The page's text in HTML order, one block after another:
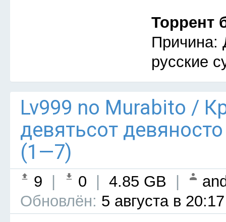
Торрент
Причина:
русские
Lv999 no Murabito /
девятьсот
(1—7)
9 0 4.85 GB
Обновлён: 5 августа в 20:17